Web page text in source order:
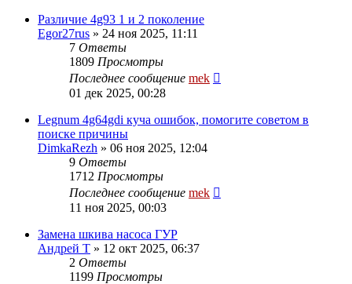
Различие 4g93 1 и 2 поколение
Egor27rus » 24 ноя 2025, 11:11
7 Ответы
1809 Просмотры
Последнее сообщение mek
01 дек 2025, 00:28
Legnum 4g64gdi куча ошибок, помогите советом в
поиске причины
DimkaRezh » 06 ноя 2025, 12:04
9 Ответы
1712 Просмотры
Последнее сообщение mek
11 ноя 2025, 00:03
Замена шкива насоса ГУР
Андрей Т » 12 окт 2025, 06:37
2 Ответы
1199 Просмотры